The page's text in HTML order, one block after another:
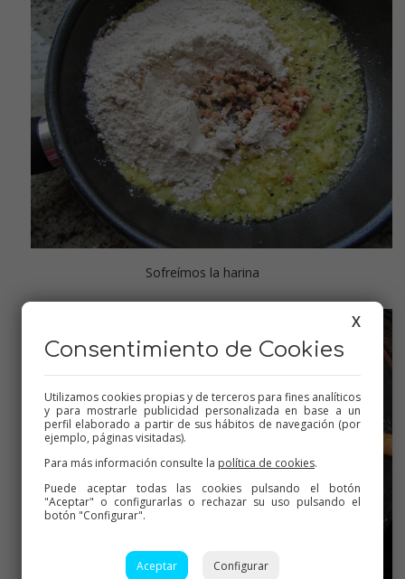
Sofreímos la harina
X
Consentimiento de Cookies
Utilizamos cookies propias y de terceros para fines analíticos
y para mostrarle publicidad personalizada en base a un
perfil elaborado a partir de sus hábitos de navegación (por
ejemplo, páginas visitadas).
Para más información consulte la política de cookies.
Puede aceptar todas las cookies pulsando el botón
"Aceptar" o configurarlas o rechazar su uso pulsando el
botón "Configurar".
Aceptar Configurar